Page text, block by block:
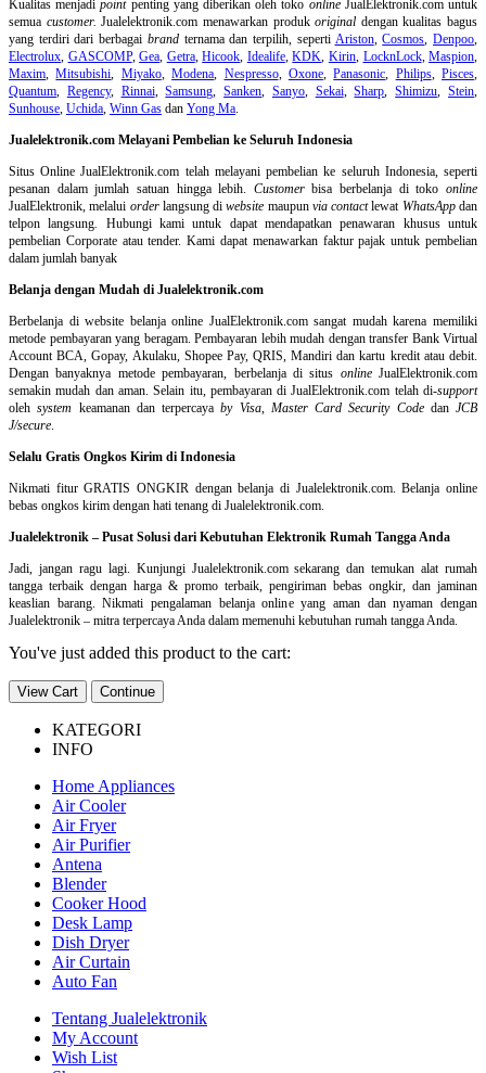
Kualitas menjadipointpenting yang diberikan oleh toko onlineJualElektronik.com untuk
semua customer. Jualelektronik.com menawarkan produkoriginal dengan kualitas bagus
yang terdiri dari berbagai brandternama dan terpilih, seperti Ariston,Cosmos,Denpoo,
Electrolux, GASCOMP,Gea, Getra,Hicook, Idealife,KDK, Kirin, LocknLock,Maspion,
Maxim,Mitsubishi, Miyako,Modena, Nespresso, Oxone,Panasonic, Philips, Pisces,
Quantum, Regency, Rinnai,Samsung,Sanken, Sanyo, Sekai,Sharp,Shimizu,Stein,
Sunhouse, Uchida, Winn Gas dan Yong Ma.
Jualelektronik.com Melayani Pembelian ke Seluruh Indonesia
Situs Online JualElektronik.com telah melayani pembelian ke seluruh Indonesia, seperti
pesanan dalam jumlah satuan hingga lebih. Customerbisa berbelanja di tokoonline
JualElektronik, melalui orderlangsung diwebsite maupun via contactlewat WhatsAppdan
telpon langsung. Hubungi kami untuk dapat mendapatkan penawaran khusus untuk
pembelian Corporate atau tender. Kami dapat menawarkan faktur pajak untuk pembelian
dalam jumlah banyak
Belanja dengan Mudah di Jualelektronik.com
Berbelanja diwebsite belanja online JualElektronik.com sangat mudah karena memiliki
metode pembayaran yang beragam. Pembayaran lebih mudah dengan transfer Bank Virtual
Account BCA, Gopay, Akulaku, Shopee Pay, QRIS, Mandiri dan kartu kredit atau debit.
Dengan banyaknya metode pembayaran, berbelanja di situs onlineJualElektronik.com
semakin mudah dan aman. Selain itu, pembayaran di JualElektronik.com telah di-support
olehsystem keamanan dan terpercayaby Visa, Master Card Security Codedan JCB
J/secure.
Selalu Gratis Ongkos Kirim di Indonesia
Nikmati fitur GRATIS ONGKIR dengan belanja di Jualelektronik.com. Belanja online
bebas ongkos kirim dengan hati tenang di Jualelektronik.com.
Jualelektronik – Pusat Solusi dari Kebutuhan Elektronik Rumah Tangga Anda
Jadi, jangan ragu lagi. Kunjungi Jualelektronik.com sekarang dan temukan alat rumah
tangga terbaik dengan harga & promo terbaik, pengiriman bebas ongkir, dan jaminan
keaslian barang. Nikmati pengalaman belanja online yang aman dan nyaman dengan
Jualelektronik – mitra terpercaya Anda dalam memenuhi kebutuhan rumah tangga Anda.
You've just added this product to the cart:
View Cart Continue
KATEGORI
INFO
Home Appliances
Air Cooler
Air Fryer
Air Purifier
Antena
Blender
Cooker Hood
Desk Lamp
Dish Dryer
Air Curtain
Auto Fan
Tentang Jualelektronik
My Account
Wish List